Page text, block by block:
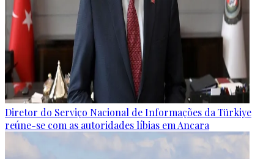
Diretor do Serviço Nacional de Informações da Türkiye
reúne-se com as autoridades líbias em Ancara